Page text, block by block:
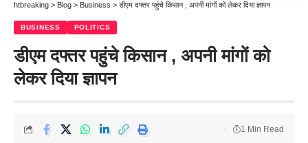
htbreaking > Blog > Business > डीएम दफ्तर पहुंचे किसान , अपनी मांगों को लेकर दिया ज्ञापन
BUSINESS POLITICS
डीएम दफ्तर पहुंचे किसान , अपनी मांगों को
लेकर दिया ज्ञापन
1 Min Read